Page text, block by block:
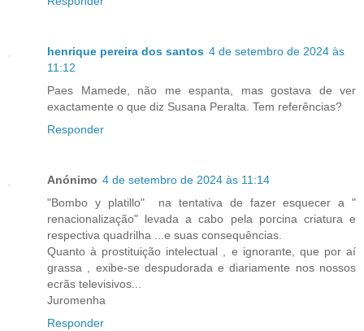
henrique pereira dos santos 4 de setembro de 2024 às
11:12
Paes Mamede, não me espanta, mas gostava de ver
exactamente o que diz Susana Peralta. Tem referências?
Responder
Anónimo 4 de setembro de 2024 às 11:14
"Bombo y platillo" na tentativa de fazer esquecer a "
renacionalização" levada a cabo pela porcina criatura e
respectiva quadrilha ...e suas consequências.
Quanto à prostituição intelectual , e ignorante, que por aí
grassa , exibe-se despudorada e diariamente nos nossos
ecrãs televisivos...
Juromenha
Responder